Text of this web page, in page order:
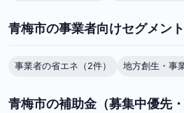
青梅市の事業者向けセグメント
事業者の省エネ（2件） 地方創生・事
青梅市の補助金（募集中優先・